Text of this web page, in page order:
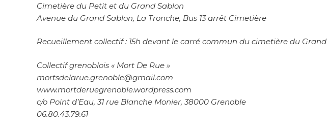
Cimetière du Petit et du Grand Sablon
Avenue du Grand Sablon, La Tronche, Bus 13 arrêt Cimetière
Recueillement collectif : 15h devant le carré commun du cimetière du Grand
Collectif grenoblois « Mort De Rue »
mortsdelarue.grenoble@gmail.com
www.mortderuegrenoble.wordpress.com
c/o Point d’Eau, 31 rue Blanche Monier, 38000 Grenoble
06.80.43.79.61